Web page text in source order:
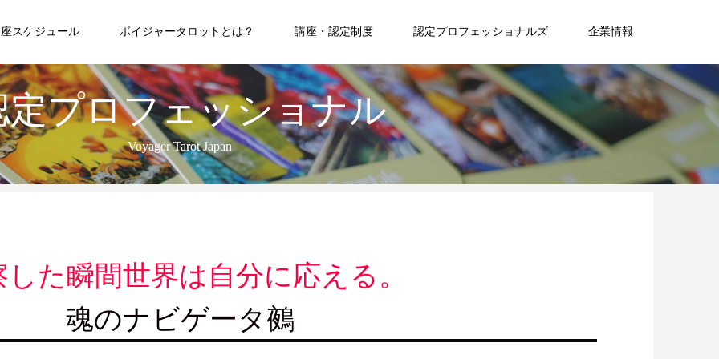
スケジュール ボイジャータロットとは？ 講座・認定制度 認定プロフェッショナルズ 企業情報
定プロフェッショナル
Voyager Tarot Japan
した瞬間世界は自分に応える。
魂のナビゲータ鵺